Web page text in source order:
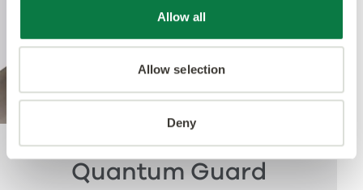
Allow all
Allow selection
Deny
Quantum Guard